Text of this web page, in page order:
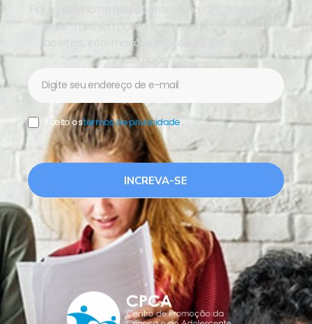
Fique de olho no que acontece no CPCA, cadastre
seu e-mail em nossa lista e receba os nossos
boletins, informações sobre o CPCA, ações e
campanhas.
Aceito ostermos de privacidade.
INCREVA-SE